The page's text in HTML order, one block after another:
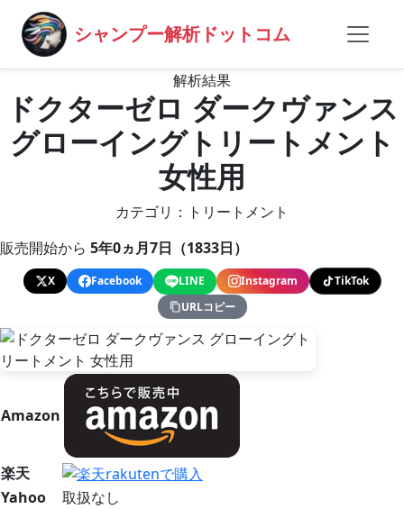
シャンプー解析ドットコム
解析結果
ドクターゼロ ダークヴァンス
グローイングトリートメント
女性用
カテゴリ：トリートメント
販売開始から 5年0ヵ月7日（1833日）
X Facebook LINE Instagram
TikTok
URLコピー
Amazon
楽天
Yahoo
取扱なし